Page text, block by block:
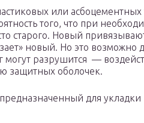
или
того, что при
старого. Новый
новый. Но это возможно
разрушится —
защитных оболочек.
для